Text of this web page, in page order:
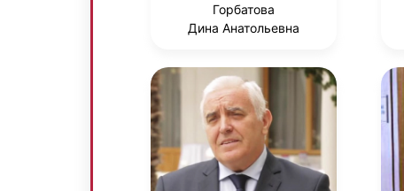
Горбатова
Дина Анатольевна